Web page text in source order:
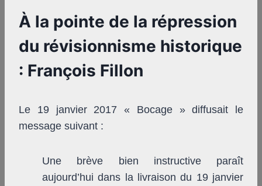
À la pointe de la répression
du révisionnisme historique
: François Fillon
Le 19 janvier 2017 « Bocage » diffusait le
message suivant :
Une brève bien instructive paraît
aujourd’hui dans la livraison du 19 janvier